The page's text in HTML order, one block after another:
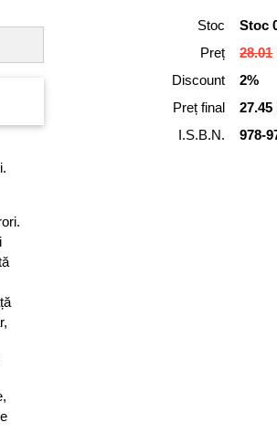
Stoc
Stoc
Preț
28.01
Discount
2%
Preț final
27.45
I.S.B.N.
978-